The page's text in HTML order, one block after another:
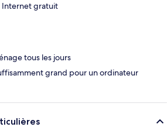
Internet gratuit
tous les jours
grand pour un ordinateur